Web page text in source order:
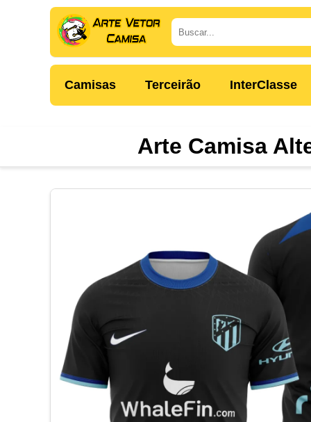
Camisas Terceirão InterClasse
Arte Camisa